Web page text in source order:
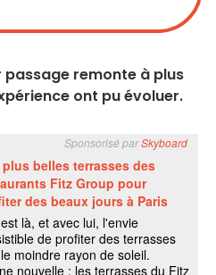
remonte à plus
ont pu évoluer.